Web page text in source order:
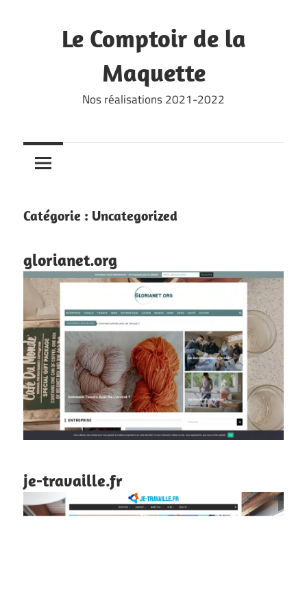
Le Comptoir de la
Maquette
Nos réalisations 2021-2022
Catégorie : Uncategorized
glorianet.org
je-travaille.fr